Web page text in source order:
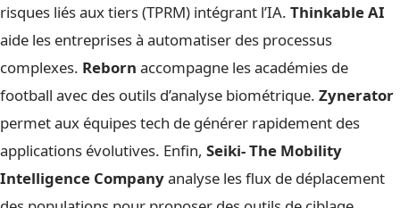
risques liés aux tiers (TPRM) intégrant l’IA. Thinkable AI
aide les entreprises à automatiser des processus
complexes. Reborn accompagne les académies de
football avec des outils d’analyse biométrique. Zynerator
permet aux équipes tech de générer rapidement des
applications évolutives. Enfin, Seiki- The Mobility
Intelligence Companyanalyse les flux de déplacement